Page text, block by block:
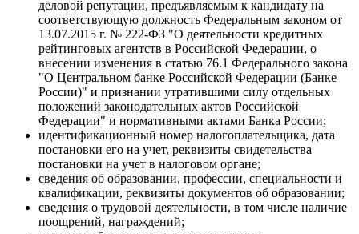
деловой репутации, предъявляемым к кандидату на
соответствующую должность Федеральным законом от
13.07.2015 г. № 222-ФЗ "О деятельности кредитных
рейтинговых агентств в Российской Федерации, о
внесении изменения в статью 76.1 Федерального закона
"О Центральном банке Российской Федерации (Банке
России)" и признании утратившими силу отдельных
положений законодательных актов Российской
Федерации" и нормативными актами Банка России;
идентификационный номер налогоплательщика, дата
постановки его на учет, реквизиты свидетельства
постановки на учет в налоговом органе;
сведения об образовании, профессии, специальности и
квалификации, реквизиты документов об образовании;
сведения о трудовой деятельности, в том числе наличие
поощрений, награждений;